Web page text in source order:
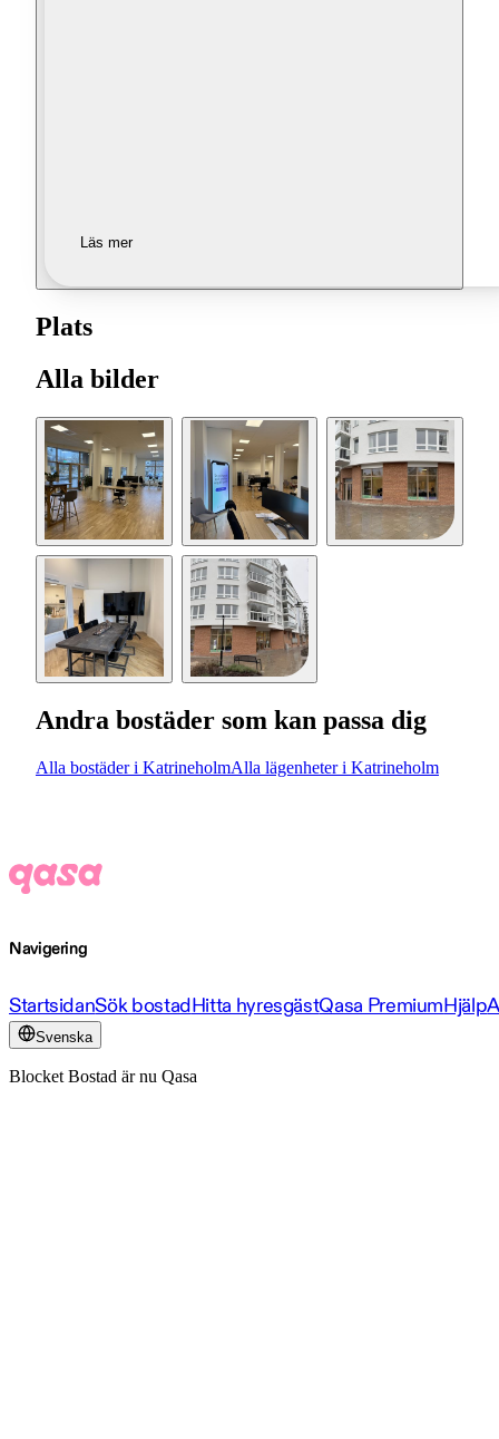
Läs mer
Plats
Alla bilder
Andra bostäder som kan passa dig
Alla bostäder i KatrineholmAlla lägenheter i Katrineholm
Navigering
StartsidanSök bostadHitta hyresgästQasa PremiumHjälp
Svenska
Blocket Bostad är nu Qasa